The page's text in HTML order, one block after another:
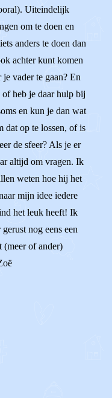
Uiteindelijk
om te doen en
anders te doen dan
achter kunt komen
vader te gaan? En
heb je daar hulp bij
en kun je dan wat
dat op te lossen, of is
de sfeer? Als je er
altijd om vragen. Ik
weten hoe hij het
mijn idee iedere
het leuk heeft! Ik
nog eens een
of ander)